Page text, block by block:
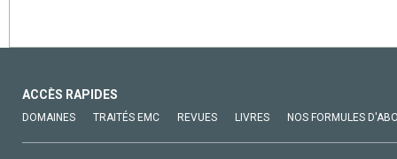
ACCÈS RAPIDES
DOMAINES TRAITÉS EMC REVUES LIVRES NOS FORMULES